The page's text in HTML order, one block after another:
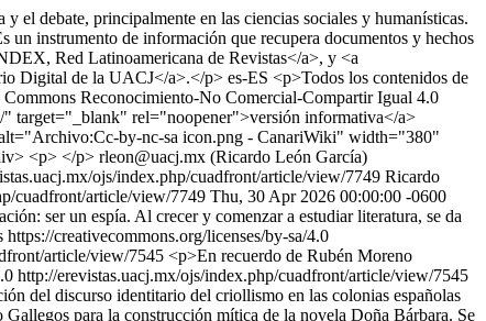
debate, principalmente en las ciencias sociales y humanísticas.
instrumento de información que recupera documentos y hechos
Red Latinoamericana de Revistas</a>, y <a
Digital de la UACJ</a>.</p> es-ES <p>Todos los contenidos de
Reconocimiento-No Comercial-Compartir Igual 4.0
" target="_blank" rel="noopener">versión informativa</a>
by-nc-sa icon.png - CanariWiki" width="380"
<p> </p> rleon@uacj.mx (Ricardo León García)
ojs/index.php/cuadfront/article/view/7749 Ricardo
cuadfront/article/view/7749 Thu, 30 Apr 2026 00:00:00 -0600
ser un espía. Al crecer y comenzar a estudiar literatura, se da
creativecommons.org/licenses/by-sa/4.0
article/view/7545 <p>En recuerdo de Rubén Moreno
http://erevistas.uacj.mx/ojs/index.php/cuadfront/article/view/7545
del discurso identitario del criollismo en las colonias españolas
para la construcción mítica de la novela Doña Bárbara. Se